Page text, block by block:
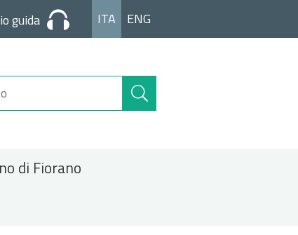
guida ITA ENG
Cerca
nel
di Fiorano